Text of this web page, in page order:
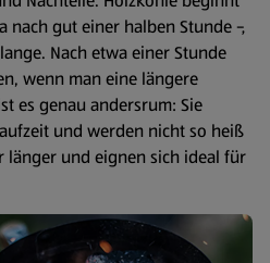
nach gut einer halben Stunde -,
Nach etwa einer Stunde
wenn man eine längere
es genau andersrum: Sie
und werden nicht so heiß
und eignen sich ideal für